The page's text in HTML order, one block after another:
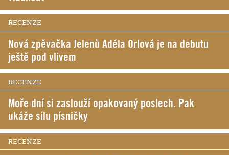
RECENZE
Nová zpěvačka Jelenů Adéla Orlová je na debutu
ještě pod vlivem
RECENZE
Moře dní si zaslouží opakovaný poslech. Pak
ukáže sílu písničky
RECENZE